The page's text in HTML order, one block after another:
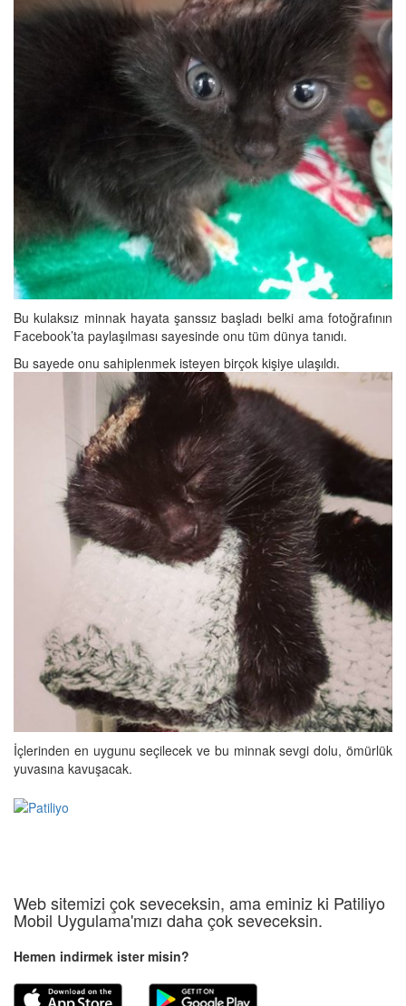
Bu kulaksız minnak hayata şanssız başladı belki ama fotoğrafının
Facebook’ta paylaşılması sayesinde onu tüm dünya tanıdı.
Bu sayede onu sahiplenmek isteyen birçok kişiye ulaşıldı.
İçlerinden en uygunu seçilecek ve bu minnak sevgi dolu, ömürlük
yuvasına kavuşacak.
Web sitemizi çok seveceksin, ama eminiz ki Patiliyo
Mobil Uygulama'mızı daha çok seveceksin.
Hemen indirmek ister misin?